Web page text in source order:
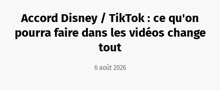
Accord Disney / TikTok : ce qu'on
pourra faire dans les vidéos change
tout
6 août 2026